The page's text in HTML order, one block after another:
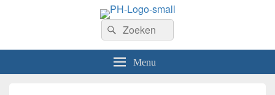
Welkom op de website van Postzegelvereniging PhilaHanze.
Zoeken
naar:
Zoeken
Menu